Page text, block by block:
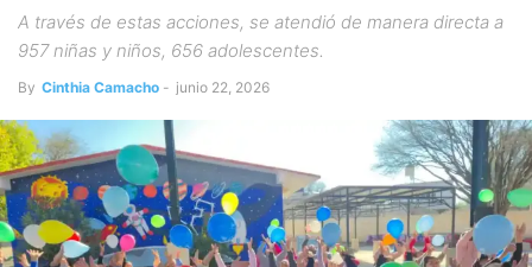
A través de estas acciones, se atendió de manera directa a
957 niñas y niños, 656 adolescentes.
By Cinthia Camacho - junio 22, 2026